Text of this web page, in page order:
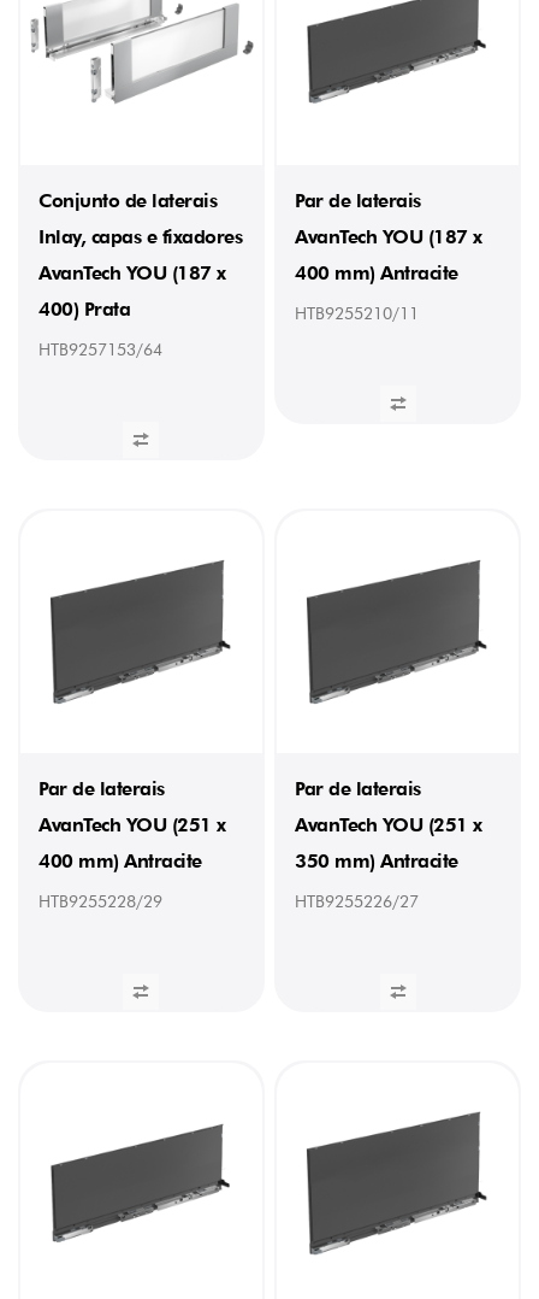
Conjunto de laterais
Inlay, capas e fixadores
AvanTech YOU (187 x
400) Prata
HTB9257153/64
Par de laterais
AvanTech YOU (187 x
400 mm) Antracite
HTB9255210/11
Par de laterais
AvanTech YOU (251 x
400 mm) Antracite
HTB9255228/29
Par de laterais
AvanTech YOU (251 x
350 mm) Antracite
HTB9255226/27
400
mm
(14)
(17)
550
mm
600
mm
(1)
650